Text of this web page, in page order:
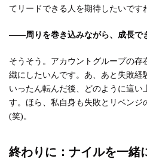
てリードできる人を期待したいです
――周りを巻き込みながら、成長で
そうそう。アカウントグループの存
織にしたいんです。あ、あと失敗経
いったん転んだ後、どのように這い
す。ほら、私自身も失敗とリベンジ
(笑)。
終わりに：ナイルを一緒